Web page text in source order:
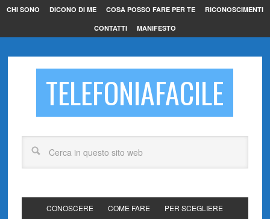
CHI SONO DICONO DI ME COSA POSSO FARE PER TE RICONOSCIMENTI
CONTATTI MANIFESTO
TELEFONIAFACILE
CONOSCERE COME FARE PER SCEGLIERE